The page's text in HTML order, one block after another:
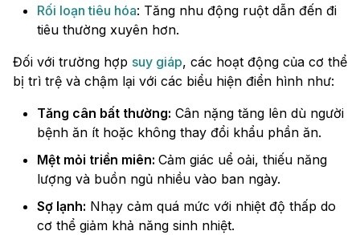
Rối loạn tiêu hóa: Tăng nhu động ruột dẫn đến đi
tiêu thường xuyên hơn.
Đối với trường hợp suy giáp, các hoạt động của cơ thể
bị trì trệ và chậm lại với các biểu hiện điển hình như:
Tăng cân bất thường: Cân nặng tăng lên dù người
bệnh ăn ít hoặc không thay đổi khẩu phần ăn.
Mệt mỏi triền miên: Cảm giác uể oải, thiếu năng
lượng và buồn ngủ nhiều vào ban ngày.
Sợ lạnh: Nhạy cảm quá mức với nhiệt độ thấp do
cơ thể giảm khả năng sinh nhiệt.